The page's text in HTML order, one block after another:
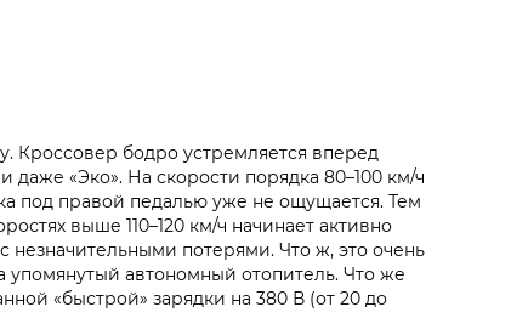
Кроссовер бодро устремляется вперед
«Эко». На скорости порядка 80–100 км/ч
под правой педалью уже не ощущается. Тем
выше 110–120 км/ч начинает активно
незначительными потерями. Что ж, это очень
упомянутый автономный отопитель. Что же
«быстрой» зарядки на 380 В (от 20 до